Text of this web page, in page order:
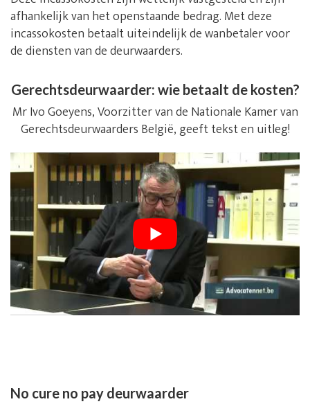
afhankelijk van het openstaande bedrag. Met deze
incassokosten betaalt uiteindelijk de wanbetaler voor
de diensten van de deurwaarders.
Gerechtsdeurwaarder: wie betaalt de kosten?
Mr Ivo Goeyens, Voorzitter van de Nationale Kamer van
Gerechtsdeurwaarders België, geeft tekst en uitleg!
No cure no pay deurwaarder